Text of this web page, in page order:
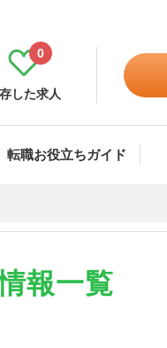
した求人
0
転職お役立ちガイド
報一覧